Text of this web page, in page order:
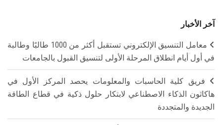
آخر الأخبار
معامل التنسيق الإلكتروني تستقبل أكثر من 1000 طالبًا وطالبة
في أول أيام انطلاق المرحلة الأولى لتنسيق القبول بالجامعات
فريق كلية الحاسبات والمعلومات يحصد المركز الأول في
هاكاثون الذكاء الاصطناعي لابتكار حلول ذكية في قطاع الطاقة
الجديدة والمتجددة